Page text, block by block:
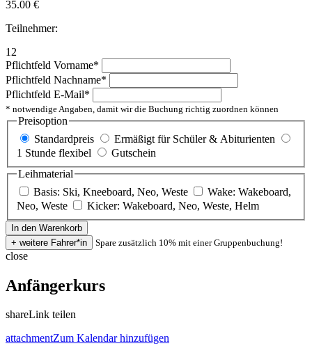
35.00 €
Teilnehmer:
12
Pflichtfeld Vorname*
Pflichtfeld Nachname*
Pflichtfeld E-Mail*
* notwendige Angaben, damit wir die Buchung richtig zuordnen können
Preisoption
Standardpreis
Ermäßigt für Schüler & Abiturienten
1 Stunde flexibel
Gutschein
Leihmaterial
Basis: Ski, Kneeboard, Neo, Weste
Wake: Wakeboard,
Neo, Weste
Kicker: Wakeboard, Neo, Weste, Helm
Spare zusätzlich 10% mit einer Gruppenbuchung!
close
Anfängerkurs
shareLink teilen
attachmentZum Kalendar hinzufügen